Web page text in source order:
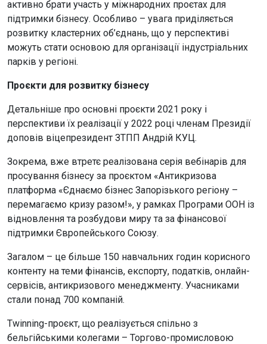
активно брати участь у міжнародних проєтах для
підтримки бізнесу. Особливо – увага приділяється
розвитку кластерних об’єднань, що у перспективі
можуть стати основою для організації індустріальних
парків у регіоні.
Проєкти для розвитку бізнесу
Детальніше про основні проєкти 2021 року і
перспективи їх реалізації у 2022 році членам Президії
доповів віцепрезидент ЗТПП Андрій КУЦ.
Зокрема, вже втретє реалізована серія вебінарів для
просування бізнесу за проєктом «Антикризова
платформа «Єднаємо бізнес Запорізького регіону –
перемагаємо кризу разом!», у рамках Програми ООН із
відновлення та розбудови миру та за фінансової
підтримки Європейського Союзу.
Загалом – це більше 150 навчальних годин корисного
контенту на теми фінансів, експорту, податків, онлайн-
сервісів, антикризового менеджменту. Учасниками
стали понад 700 компаній.
Twinning-проєкт, що реалізується спільно з
бельгійськими колегами – Торгово-промисловою